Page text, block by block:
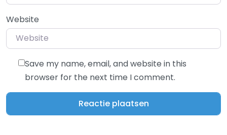
Website
Save my name, email, and website in this
browser for the next time I comment.